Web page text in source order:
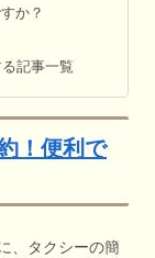
か？
記事一覧
！便利で
、タクシーの簡